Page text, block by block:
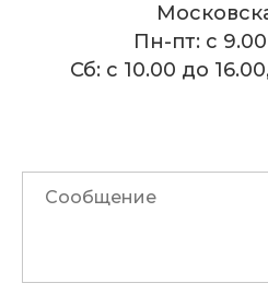
Пн-пт: с
Сб: с 10.00 до